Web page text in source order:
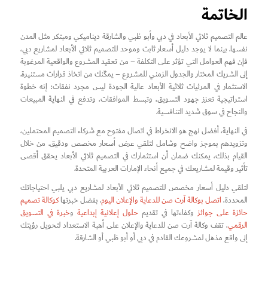
الخاتمة
عالم التصميم ثلاثي الأبعاد في دبي وأبو ظبي والشارقة ديناميكي ومبتكر مثل المدن
نفسها. بينما لا يوجد دليل أسعار ثابت وموحد للتصميم ثلاثي الأبعاد لمشاريع دبي،
فإن فهم العوامل التي تؤثر على التكلفة – من تعقيد المشروع والواقعية المرغوبة
إلى الشريك المختار والجدول الزمني للمشروع – يمكّنك من اتخاذ قرارات مستنيرة.
الاستثمار في المرئيات ثلاثية الأبعاد عالية الجودة ليس مجرد نفقات؛ إنه خطوة
استراتيجية تعزز جهود التسويق، وتبسط الموافقات، وتدفع في النهاية المبيعات
والنجاح في سوق شديد التنافسية.
في النهاية، أفضل نهج هو الانخراط في اتصال مفتوح مع شركاء التصميم المحتملين،
وتزويدهم بموجز واضح وشامل لتلقي عرض أسعار مخصص ودقيق. من خلال
القيام بذلك، يمكنك ضمان أن استثمارك في التصميم ثلاثي الأبعاد يحقق أقصى
تأثير وقيمة لمشاريعك في جميع أنحاء الإمارات العربية المتحدة.
لتلقي دليل أسعار مخصص للتصميم ثلاثي الأبعاد لمشاريع دبي يلبي احتياجاتك
المحددة،اتصل بوكالة آرت صن للدعاية والإعلان اليوم. بفضل خبرتهاكوكالة تصميم
حائزة على جوائزوكفاءتها في تقديم حلول إعلانية إبداعية وخبرة في التسويق
الرقمي، تقف وكالة آرت صن للدعاية والإعلان على أهبة الاستعداد لتحويل رؤيتك
إلى واقع مذهل لمشروعك القادم في دبي أو أبو ظبي أو الشارقة.